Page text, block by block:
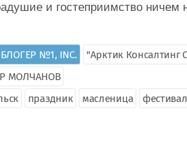
и гостеприимство ничем
№1, INC.
"Арктик Консалтинг
МОЛЧАНОВ
праздник масленица